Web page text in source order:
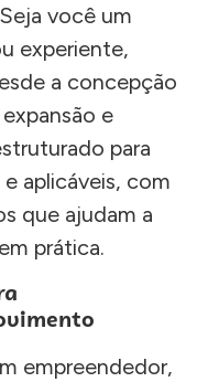
você um
experiente,
a concepção
e
para
aplicáveis, com
que ajudam a
prática.
empreendedor,